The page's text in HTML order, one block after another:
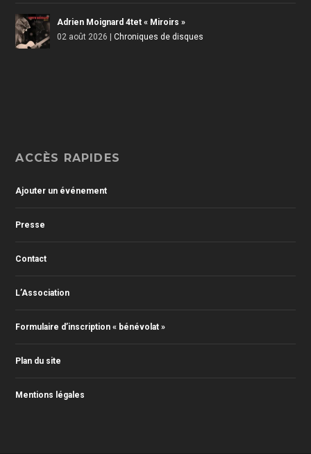
Adrien Moignard 4tet « Miroirs »
02 août 2026
|Chroniques de disques
ACCÈS RAPIDES
Ajouter un événement
Presse
Contact
L’Association
Formulaire d’inscription « bénévolat »
Plan du site
Mentions légales